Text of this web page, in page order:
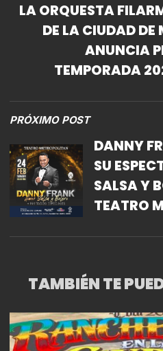
LA ORQUESTA
DE LA CIUDAD DE
ANUNCIA
TEMPORADA
ESTRENOS
ENERO-24 DE
PRÓXIMO POST
DANNY
SU
SALSA Y
TEATRO
TAMBIÉN TE